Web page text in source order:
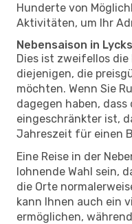
Hunderte von
Aktivitäten, um Ihr
Nebensaison in
Dies ist zweifellos
diejenigen, die
möchten. Wenn Sie
dagegen haben,
eingeschränkter ist,
Jahreszeit für einen
Eine Reise in der
lohnende Wahl sein,
die Orte
kann Ihnen auch ein
ermöglichen,